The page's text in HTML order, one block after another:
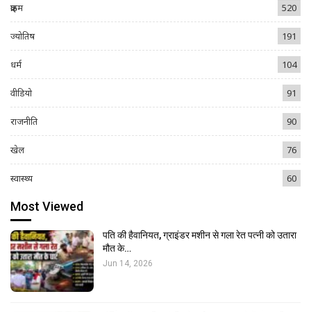
क्राइम 520
ज्योतिष 191
धर्म 104
वीडियो 91
राजनीति 90
खेल 76
स्वास्थ्य 60
Most Viewed
पति की हैवानियत, ग्राइंडर मशीन से गला रेत पत्नी को उतारा
मौत के…
Jun 14, 2026